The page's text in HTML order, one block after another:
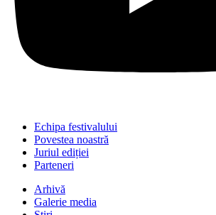
Echipa festivalului
Povestea noastră
Juriul ediției
Parteneri
Arhivă
Galerie media